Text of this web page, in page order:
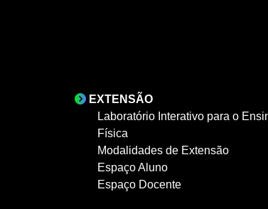
EXTENSÃO
Laboratório Interativo para o
Física
Modalidades de Extensão
Espaço Aluno
Espaço Docente